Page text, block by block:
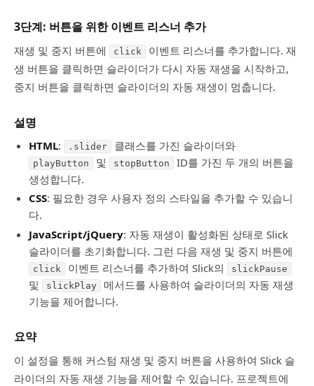
3단계: 버튼을 위한 이벤트 리스너 추가
재생 및 중지 버튼에 click
이벤트 리스너를 추가합니다. 재
생 버튼을 클릭하면 슬라이더가 다시 자동 재생을 시작하고,
중지 버튼을 클릭하면 슬라이더의 자동 재생이 멈춥니다.
설명
HTML: .slider 클래스를 가진 슬라이더와
playButton 및 stopButton
ID를 가진 두 개의 버튼을
생성합니다.
CSS: 필요한 경우 사용자 정의 스타일을 추가할 수 있습니
다.
JavaScript/jQuery: 자동 재생이 활성화된 상태로 Slick
슬라이더를 초기화합니다. 그런 다음 재생 및 중지 버튼에
click 이벤트 리스너를 추가하여 Slick의 slickPause
및 slickPlay
메서드를 사용하여 슬라이더의 자동 재생
기능을 제어합니다.
요약
이 설정을 통해 커스텀 재생 및 중지 버튼을 사용하여 Slick 슬
라이더의 자동 재생 기능을 제어할 수 있습니다. 프로젝트에